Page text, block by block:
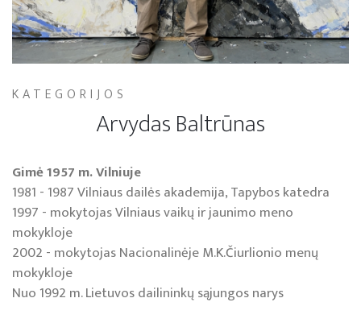
KATEGORIJOS
Arvydas Baltrūnas
Gimė 1957 m. Vilniuje
1981 - 1987 Vilniaus dailės akademija, Tapybos katedra
1997 - mokytojas Vilniaus vaikų ir jaunimo meno
mokykloje
2002 - mokytojas Nacionalinėje M.K.Čiurlionio menų
mokykloje
Nuo 1992 m. Lietuvos dailininkų sąjungos narys